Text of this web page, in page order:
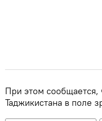
При этом сообщается,
Таджикистана в поле